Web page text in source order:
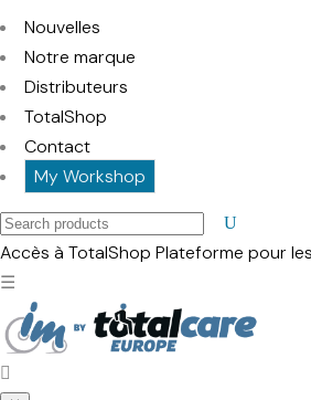
Nouvelles
Notre marque
Distributeurs
TotalShop
Contact
My Workshop
Search
products
Accès à TotalShop Plateforme pour
☰